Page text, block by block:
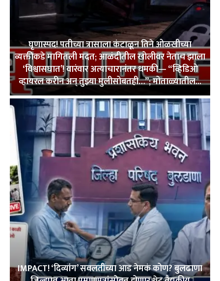
घृणास्पद! पतीच्या त्रासाला कंटाळून तिने ओळखीच्या
व्यक्तीकडे मागितली मदत; आळंदीतील खोलीवर नेताच झाला
‘विश्वासघात’! वारंवार अत्याचारानंतर धमकी— “व्हिडिओ
व्हायरल करीन अन् तुझ्या मुलीसोबतही…”; मोताळ्यातील...
IMPACT! ‘दिव्यांग’ सवलतींच्या आड नेमकं कोण? बुलढाणा